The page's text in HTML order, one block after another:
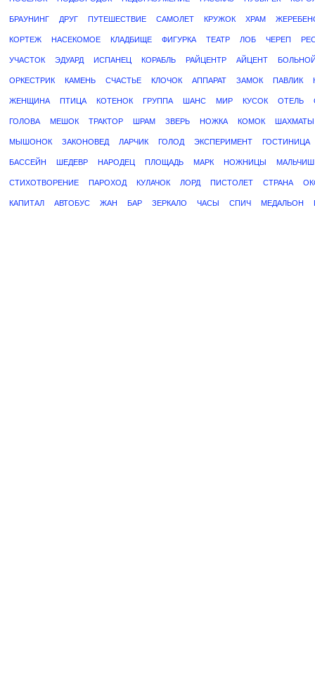
БРАУНИНГ ДРУГ ПУТЕШЕСТВИЕ САМОЛЕТ КРУЖОК ХРАМ
КОРТЕЖ НАСЕКОМОЕ КЛАДБИЩЕ ФИГУРКА ТЕАТР ЛОБ ЧЕРЕП
УЧАСТОК ЭДУАРД ИСПАНЕЦ КОРАБЛЬ РАЙЦЕНТР АЙЦЕНТ
ОРКЕСТРИК КАМЕНЬ СЧАСТЬЕ КЛОЧОК АППАРАТ ЗАМОК ПАВЛИК
ЖЕНЩИНА ПТИЦА КОТЕНОК ГРУППА ШАНС МИР КУСОК ОТЕЛЬ
ГОЛОВА МЕШОК ТРАКТОР ШРАМ ЗВЕРЬ НОЖКА КОМОК ШАХМАТЫ
МЫШОНОК ЗАКОНОВЕД ЛАРЧИК ГОЛОД ЭКСПЕРИМЕНТ ГОСТИНИЦА
БАССЕЙН ШЕДЕВР НАРОДЕЦ ПЛОЩАДЬ МАРК НОЖНИЦЫ
СТИХОТВОРЕНИЕ ПАРОХОД КУЛАЧОК ЛОРД ПИСТОЛЕТ СТРАНА
КАПИТАЛ АВТОБУС ЖАН БАР ЗЕРКАЛО ЧАСЫ СПИЧ МЕДАЛЬОН